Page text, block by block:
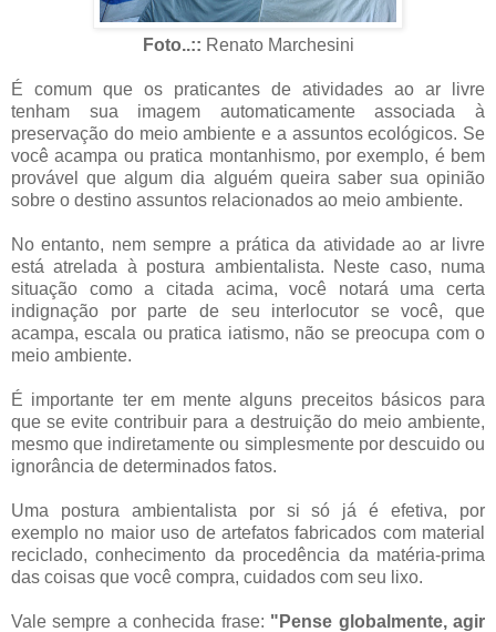
Foto..:: Renato Marchesini
É comum que os praticantes de atividades ao ar livre
tenham sua imagem automaticamente associada à
preservação do meio ambiente e a assuntos ecológicos. Se
você acampa ou pratica montanhismo, por exemplo, é bem
provável que algum dia alguém queira saber sua opinião
sobre o destino assuntos relacionados ao meio ambiente.
No entanto, nem sempre a prática da atividade ao ar livre
está atrelada à postura ambientalista. Neste caso, numa
situação como a citada acima, você notará uma certa
indignação por parte de seu interlocutor se você, que
acampa, escala ou pratica iatismo, não se preocupa com o
meio ambiente.
É importante ter em mente alguns preceitos básicos para
que se evite contribuir para a destruição do meio ambiente,
mesmo que indiretamente ou simplesmente por descuido ou
ignorância de determinados fatos.
Uma postura ambientalista por si só já é efetiva, por
exemplo no maior uso de artefatos fabricados com material
reciclado, conhecimento da procedência da matéria-prima
das coisas que você compra, cuidados com seu lixo.
Vale sempre a conhecida frase: "Pense globalmente, agir